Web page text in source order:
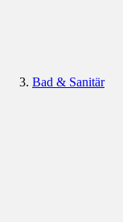
Bad & Sanitär